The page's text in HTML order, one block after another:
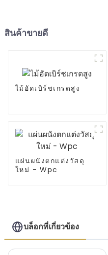
สินค้าขายดี
ไม้อัดเบิร์ชเกรดสูง
แผ่นผนังตกแต่งวัสดุ
ใหม่ - Wpc
บล็อกที่เกี่ยวข้อง